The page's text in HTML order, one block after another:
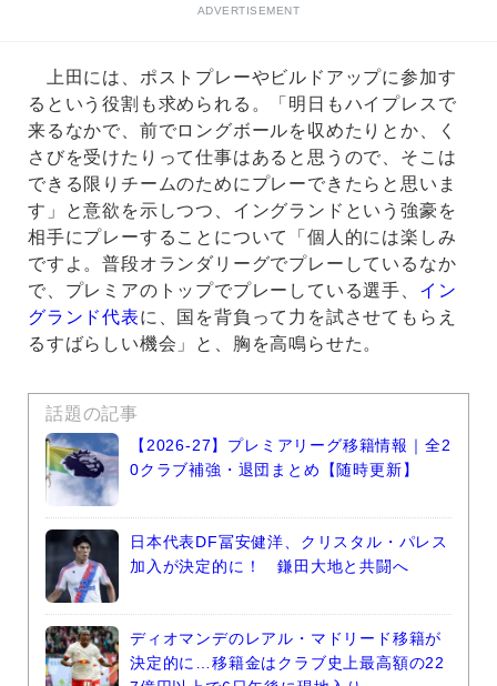
ADVERTISEMENT
上田には、ポストプレーやビルドアップに参加す
るという役割も求められる。「明日もハイプレスで
来るなかで、前でロングボールを収めたりとか、く
さびを受けたりって仕事はあると思うので、そこは
できる限りチームのためにプレーできたらと思いま
す」と意欲を示しつつ、イングランドという強豪を
相手にプレーすることについて「個人的には楽しみ
ですよ。普段オランダリーグでプレーしているなか
で、プレミアのトップでプレーしている選手、 イン
グランド代表に、国を背負って力を試させてもらえ
るすばらしい機会」と、胸を高鳴らせた。
話題の記事
【2026-27】プレミアリーグ移籍情報｜全2
0クラブ補強・退団まとめ【随時更新】
日本代表DF冨安健洋、クリスタル・パレス
加入が決定的に！ 鎌田大地と共闘へ
ディオマンデのレアル・マドリード移籍が
決定的に…移籍金はクラブ史上最高額の22